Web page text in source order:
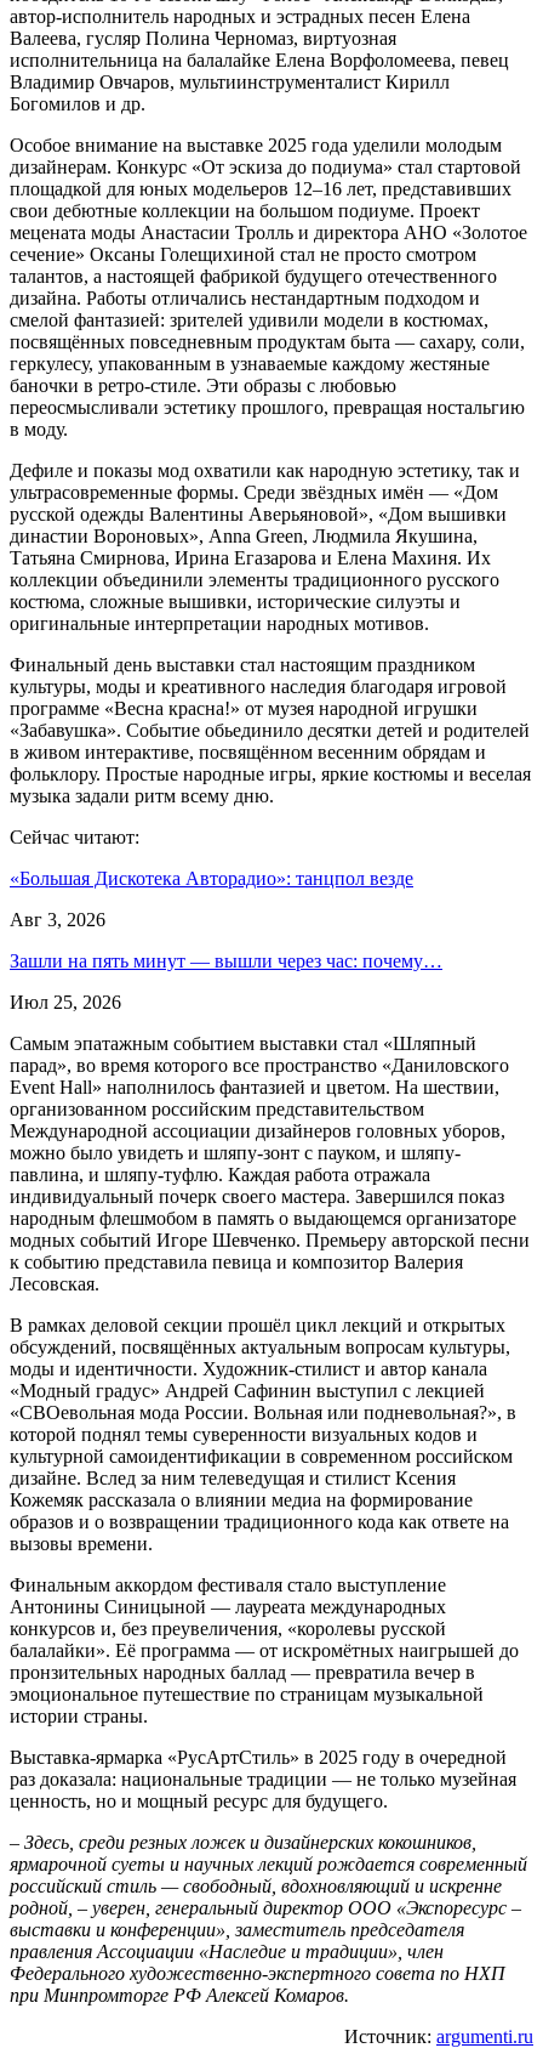
автор-исполнитель народных и эстрадных песен Елена
Валеева, гусляр Полина Черномаз, виртуозная
исполнительница на балалайке Елена Ворфоломеева, певец
Владимир Овчаров, мультиинструменталист Кирилл
Богомилов и др.
Особое внимание на выставке 2025 года уделили молодым
дизайнерам. Конкурс «От эскиза до подиума» стал стартовой
площадкой для юных модельеров 12–16 лет, представивших
свои дебютные коллекции на большом подиуме. Проект
мецената моды Анастасии Тролль и директора АНО «Золотое
сечение» Оксаны Голещихиной стал не просто смотром
талантов, а настоящей фабрикой будущего отечественного
дизайна. Работы отличались нестандартным подходом и
смелой фантазией: зрителей удивили модели в костюмах,
посвящённых повседневным продуктам быта — сахару, соли,
геркулесу, упакованным в узнаваемые каждому жестяные
баночки в ретро-стиле. Эти образы с любовью
переосмысливали эстетику прошлого, превращая ностальгию
в моду.
Дефиле и показы мод охватили как народную эстетику, так и
ультрасовременные формы. Среди звёздных имён — «Дом
русской одежды Валентины Аверьяновой», «Дом вышивки
династии Вороновых», Anna Green, Людмила Якушина,
Татьяна Смирнова, Ирина Егазарова и Елена Махиня. Их
коллекции объединили элементы традиционного русского
костюма, сложные вышивки, исторические силуэты и
оригинальные интерпретации народных мотивов.
Финальный день выставки стал настоящим праздником
культуры, моды и креативного наследия благодаря игровой
программе «Весна красна!» от музея народной игрушки
«Забавушка». Событие обьединило десятки детей и родителей
в живом интерактиве, посвящённом весенним обрядам и
фольклору. Простые народные игры, яркие костюмы и веселая
музыка задали ритм всему дню.
Сейчас читают:
«Большая Дискотека Авторадио»: танцпол везде
Авг 3, 2026
Зашли на пять минут — вышли через час: почему…
Июл 25, 2026
Самым эпатажным событием выставки стал «Шляпный
парад», во время которого все пространство «Даниловского
Event Hall» наполнилось фантазией и цветом. На шествии,
организованном российским представительством
Международной ассоциации дизайнеров головных уборов,
можно было увидеть и шляпу-зонт с пауком, и шляпу-
павлина, и шляпу-туфлю. Каждая работа отражала
индивидуальный почерк своего мастера. Завершился показ
народным флешмобом в память о выдающемся организаторе
модных событий Игоре Шевченко. Премьеру авторской песни
к событию представила певица и композитор Валерия
Лесовская.
В рамках деловой секции прошёл цикл лекций и открытых
обсуждений, посвящённых актуальным вопросам культуры,
моды и идентичности. Художник-стилист и автор канала
«Модный градус» Андрей Сафинин выступил с лекцией
«СВОевольная мода России. Вольная или подневольная?», в
которой поднял темы суверенности визуальных кодов и
культурной самоидентификации в современном российском
дизайне. Вслед за ним телеведущая и стилист Ксения
Кожемяк рассказала о влиянии медиа на формирование
образов и о возвращении традиционного кода как ответе на
вызовы времени.
Финальным аккордом фестиваля стало выступление
Антонины Синицыной — лауреата международных
конкурсов и, без преувеличения, «королевы русской
балалайки». Её программа — от искромётных наигрышей до
пронзительных народных баллад — превратила вечер в
эмоциональное путешествие по страницам музыкальной
истории страны.
Выставка-ярмарка «РусАртСтиль» в 2025 году в очередной
раз доказала: национальные традиции — не только музейная
ценность, но и мощный ресурс для будущего.
– Здесь, среди резных ложек и дизайнерских кокошников,
ярмарочной суеты и научных лекций рождается современный
российский стиль — свободный, вдохновляющий и искренне
родной, – уверен, генеральный директор ООО «Экспоресурс –
выставки и конференции», заместитель председателя
правления Ассоциации «Наследие и традиции», член
Федерального художественно-экспертного совета по НХП
при Минпромторге РФ Алексей Комаров.
Источник: argumenti.ru